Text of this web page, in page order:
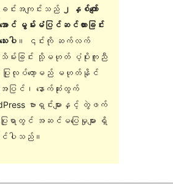
င်းအကျင်းသည်
၂ နှစ်ကျော်
ာင် မွမ်းမံပြင်ဆင်ထားခြင်း
းပါ။ ၎င်းကို ဆက်လက်
သိမ်းခြင်း သို့မဟုတ် ပံ့ပိုးကူညီ
း ပြုလုပ်တော့မည် မဟုတ်နိုင်
ပြင်၊ နောက်ဆုံးထွက်
ဗားရှင်းများနှင့် တွဲဖက်
ြုရာတွင် အဆင်မပြေမှုများ ရှိ
င်ပါသည်။